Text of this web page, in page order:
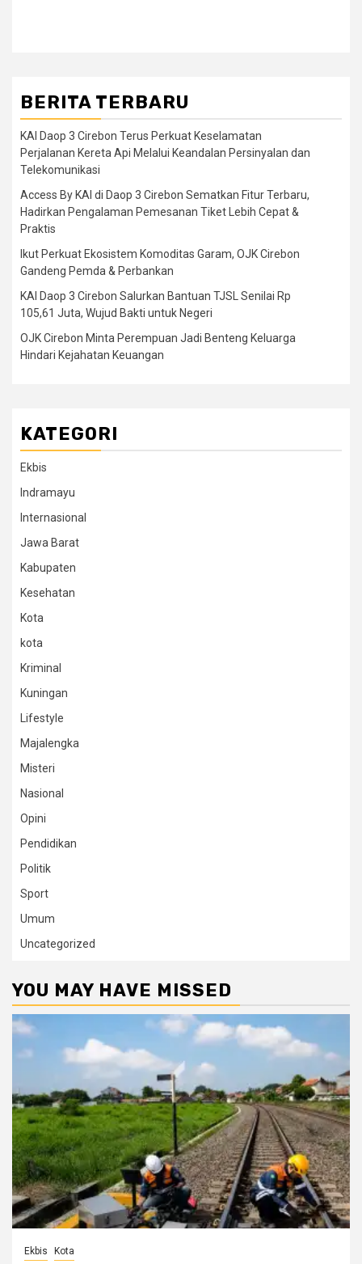
BERITA TERBARU
KAI Daop 3 Cirebon Terus Perkuat Keselamatan
Perjalanan Kereta Api Melalui Keandalan Persinyalan dan
Telekomunikasi
Access By KAI di Daop 3 Cirebon Sematkan Fitur Terbaru,
Hadirkan Pengalaman Pemesanan Tiket Lebih Cepat &
Praktis
Ikut Perkuat Ekosistem Komoditas Garam, OJK Cirebon
Gandeng Pemda & Perbankan
KAI Daop 3 Cirebon Salurkan Bantuan TJSL Senilai Rp
105,61 Juta, Wujud Bakti untuk Negeri
OJK Cirebon Minta Perempuan Jadi Benteng Keluarga
Hindari Kejahatan Keuangan
KATEGORI
Ekbis
Indramayu
Internasional
Jawa Barat
Kabupaten
Kesehatan
Kota
kota
Kriminal
Kuningan
Lifestyle
Majalengka
Misteri
Nasional
Opini
Pendidikan
Politik
Sport
Umum
Uncategorized
YOU MAY HAVE MISSED
Ekbis Kota